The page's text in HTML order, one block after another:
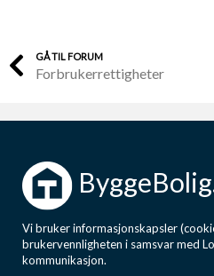
GÅ TIL FORUM
Forbrukerrettigheter
Vi bruker informasjonskapsler
brukervennligheten i samsvar med
kommunikasjon.